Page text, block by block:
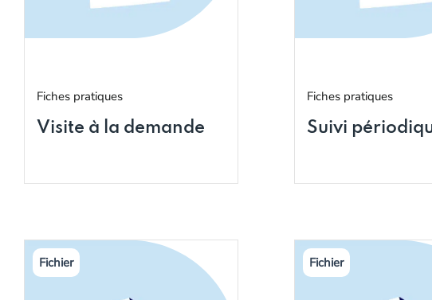
Fiches pratiques
Visite à la demande
Fiches pratiques
Suivi